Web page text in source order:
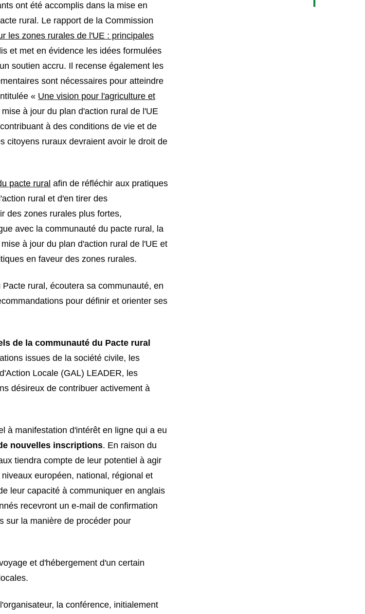
ont été accomplis dans la mise en
rural. Le rapport de la Commission
les zones rurales de l'UE : principales
et met en évidence les idées formulées
soutien accru. Il recense également les
sont nécessaires pour atteindre
« Une vision pour l'agriculture et
à jour du plan d'action rural de l'UE
à des conditions de vie et de
citoyens ruraux devraient avoir le droit de
pacte rural afin de réfléchir aux pratiques
rural et d'en tirer des
des zones rurales plus fortes,
avec la communauté du pacte rural, la
à jour du plan d'action rural de l'UE et
en faveur des zones rurales.
rural, écoutera sa communauté, en
pour définir et orienter ses
de la communauté du Pacte rural
issues de la société civile, les
Locale (GAL) LEADER, les
désireux de contribuer activement à
à manifestation d'intérêt en ligne qui a eu
nouvelles inscriptions. En raison du
tiendra compte de leur potentiel à agir
européen, national, régional et
leur capacité à communiquer en anglais
recevront un e-mail de confirmation
sur la manière de procéder pour
et d'hébergement d'un certain
la conférence, initialement